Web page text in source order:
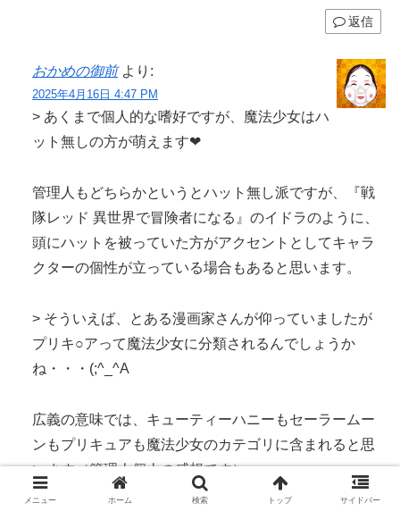
返信
おかめの御前 より:
2025年4月16日 4:47 PM
> あくまで個人的な嗜好ですが、魔法少女はハ
ット無しの方が萌えます❤
管理人もどちらかというとハット無し派ですが、『戦
隊レッド 異世界で冒険者になる』のイドラのように、
頭にハットを被っていた方がアクセントとしてキャラ
クターの個性が立っている場合もあると思います。
> そういえば、とある漫画家さんが仰っていましたが
プリキ○アって魔法少女に分類されるんでしょうか
ね・・・(;^_^A
広義の意味では、キューティーハニーもセーラームー
ンもプリキュアも魔法少女のカテゴリに含まれると思
います（管理人個人の感想です）。
メニュー ホーム 検索 トップ サイドバー